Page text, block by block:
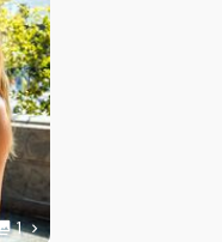
1Foto
Volgende foto